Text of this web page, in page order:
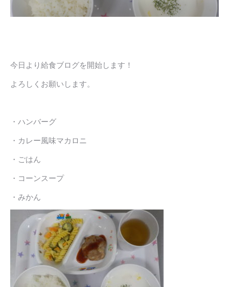
今日より給食ブログを開始します！
よろしくお願いします。
・ハンバーグ
・カレー風味マカロニ
・ごはん
・コーンスープ
・みかん